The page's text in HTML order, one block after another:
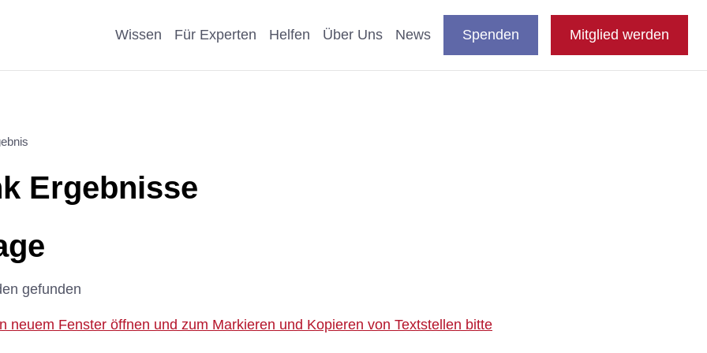
auswählen
DE
Wissen
Wissenschaftliche Argumente
Für Experten Helfen
Als Förderer/Förderin
spenden
Über Uns News Spenden Mitglied werden
Ergebnisse
gefunden
neuem Fenster öffnen und zum Markieren und Kopieren von Textstellen bitte